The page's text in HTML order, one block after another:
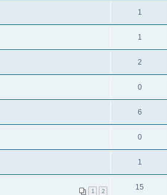
1
1
2
0
6
0
1
1 2 15